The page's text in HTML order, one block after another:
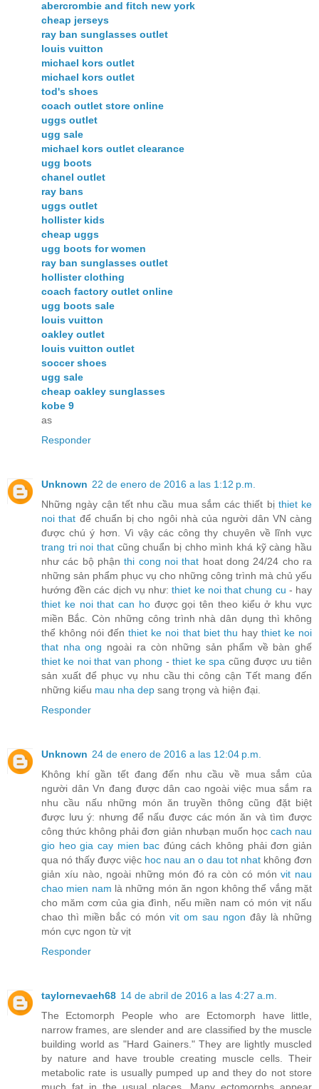
abercrombie and fitch new york
cheap jerseys
ray ban sunglasses outlet
louis vuitton
michael kors outlet
michael kors outlet
tod's shoes
coach outlet store online
uggs outlet
ugg sale
michael kors outlet clearance
ugg boots
chanel outlet
ray bans
uggs outlet
hollister kids
cheap uggs
ugg boots for women
ray ban sunglasses outlet
hollister clothing
coach factory outlet online
ugg boots sale
louis vuitton
oakley outlet
louis vuitton outlet
soccer shoes
ugg sale
cheap oakley sunglasses
kobe 9
as
Responder
Unknown 22 de enero de 2016 a las 1:12 p.m.
Những ngày cận tết nhu cầu mua sắm các thiết bị thiet ke
noi that để chuẩn bị cho ngôi nhà của người dân VN càng
được chú ý hơn. Vì vậy các công thy chuyên về lĩnh vực
trang tri noi that cũng chuẩn bị chho mình khá kỹ càng hầu
như các bộ phậnthi cong noi that hoat dong 24/24 cho ra
những sản phẩm phục vụ cho những công trình mà chủ yếu
hướng đền các dịch vụ như:thiet ke noi that chung cu - hay
thiet ke noi that can hođược gọi tên theo kiểu ở khu vực
miền Bắc. Còn những công trình nhà dân dụng thì không
thể không nói đếnthiet ke noi that biet thu hay thiet ke noi
that nha ong ngoài ra còn những sản phẩm về bàn ghế
thiet ke noi that van phong -thiet ke spa cũng được ưu tiên
sản xuất để phục vụ nhu cầu thi công cận Tết mang đến
những kiểu mau nha dep sang trọng và hiện đại.
Responder
Unknown 24 de enero de 2016 a las 12:04 p.m.
Không khí gần tết đang đến nhu cầu về mua sắm của
người dân Vn đang được dân cao ngoài việc mua sắm ra
nhu cầu nấu những món ăn truyền thông cũng đặt biệt
được lưu ý: nhưng để nấu được các món ăn và tìm được
công thức không phải đơn giản nhưbạn muốn học cach nau
gio heo gia cay mien bac đúng cách không phải đơn giản
qua nó thấy được việc hoc nau an o dau tot nhat không đơn
giản xíu nào, ngoài những món đó ra còn có mónvit nau
chao mien nam là những món ăn ngon không thể vắng mặt
cho măm cơm của gia đình, nếu miền nam có món vịt nấu
chao thì miền bắc có món vit om sau ngon đây là những
món cực ngon từ vịt
Responder
taylornevaeh68 14 de abril de 2016 a las 4:27 a.m.
The Ectomorph People who are Ectomorph have little,
narrow frames, are slender and are classified by the muscle
building world as "Hard Gainers." They are lightly muscled
by nature and have trouble creating muscle cells. Their
metabolic rate is usually pumped up and they do not store
much fat in the usual places. Many ectomorphs appear